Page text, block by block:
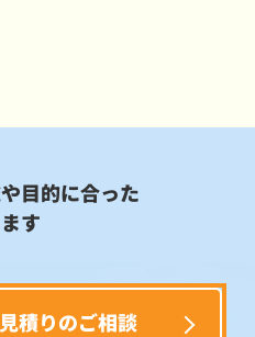
目的に合った
す
積りのご相談